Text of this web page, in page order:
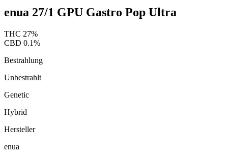
enua 27/1 GPU Gastro Pop Ultra
THC 27%
CBD 0.1%
Bestrahlung
Unbestrahlt
Genetic
Hybrid
Hersteller
enua